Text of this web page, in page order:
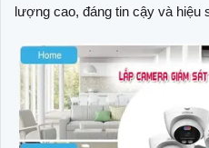
lượng cao, đáng tin cậy và hiệu